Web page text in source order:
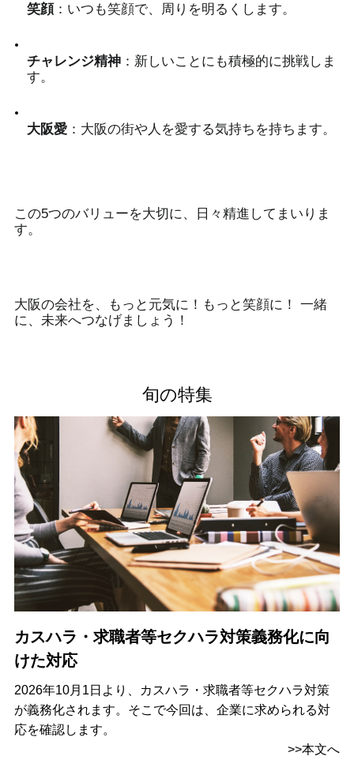
笑顔：いつも笑顔で、周りを明るくします。
チャレンジ精神 ：新しいことにも積極的に挑戦しま
す。
大阪愛 ：大阪の街や人を愛する気持ちを持ちます。
この5つのバリューを大切に、日々精進してまいりま
す。
大阪の会社を、もっと元気に！もっと笑顔に！ 一緒
に、未来へつなげましょう！
旬の特集
カスハラ・求職者等セクハラ対策義務化に向
けた対応
2026年10月1日より、カスハラ・求職者等セクハラ対策
が義務化されます。そこで今回は、企業に求められる対
応を確認します。
>>本文へ